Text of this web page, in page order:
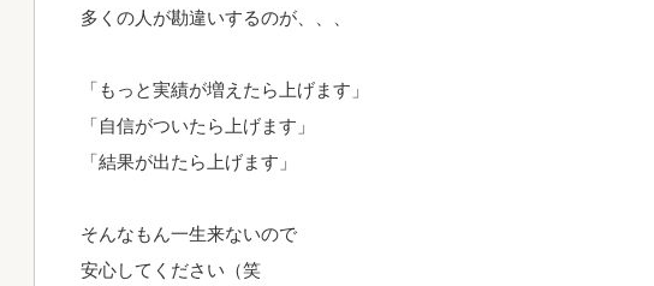
多くの人が勘違いするのが、、、
「もっと実績が増えたら上げます」
「自信がついたら上げます」
「結果が出たら上げます」
そんなもん一生来ないので
安心してください（笑